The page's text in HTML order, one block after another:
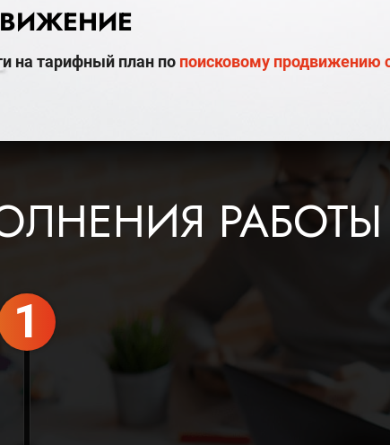
на тарифный план по поисковому продвижению
РАБОТЫ
1